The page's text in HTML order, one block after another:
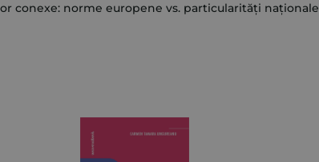
conexe: norme europene vs. particularități naționale